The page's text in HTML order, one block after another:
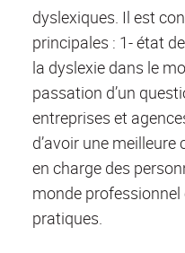
dyslexiques. Il est
principales : 1- état
la dyslexie dans le
passation d’un
entreprises et
d’avoir une
en charge des
monde
pratiques.